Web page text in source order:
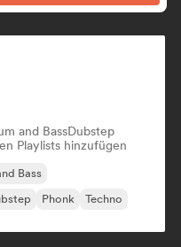
and BassDubstep
Playlists hinzufügen
Bass
Phonk Techno